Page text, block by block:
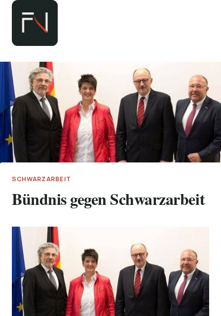
Zum
springen
SCHWARZARBEIT
Bündnis gegen Schwarzarbeit